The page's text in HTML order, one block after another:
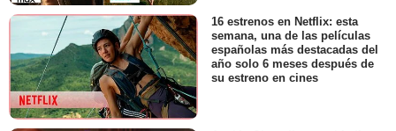
16 estrenos en Netflix: esta
semana, una de las películas
españolas más destacadas del
año solo 6 meses después de
su estreno en cines